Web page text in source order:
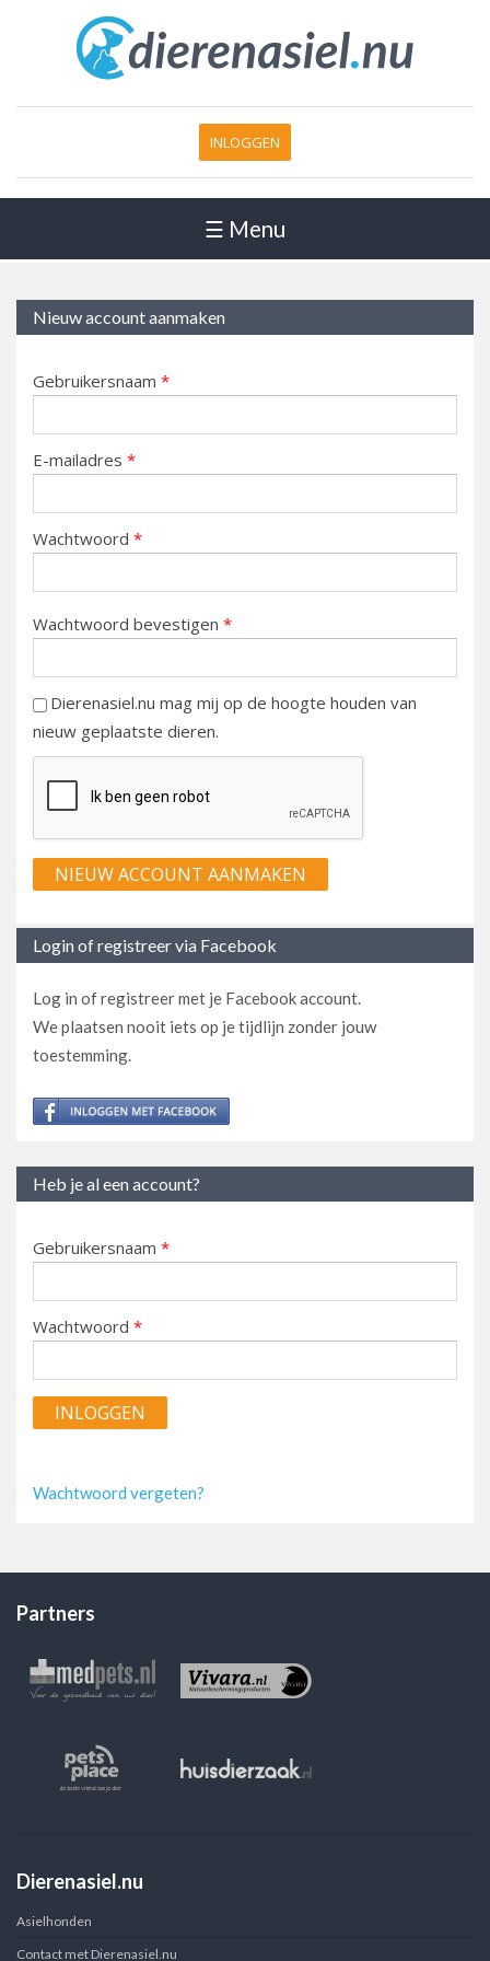
INLOGGEN
☰ Menu
Nieuw account aanmaken
Gebruikersnaam *
E-mailadres *
Wachtwoord *
Wachtwoord bevestigen *
Dierenasiel.nu mag mij op de hoogte houden van
nieuw geplaatste dieren.
Login of registreer via Facebook
Log in of registreer met je Facebook account.
We plaatsen nooit iets op je tijdlijn zonder jouw
toestemming.
Heb je al een account?
Gebruikersnaam *
Wachtwoord *
Wachtwoord vergeten?
Partners
Dierenasiel.nu
Asielhonden
Contact met Dierenasiel.nu